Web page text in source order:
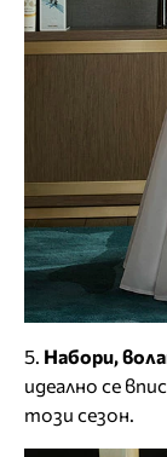
5. Набори,
идеално се
този сезон.